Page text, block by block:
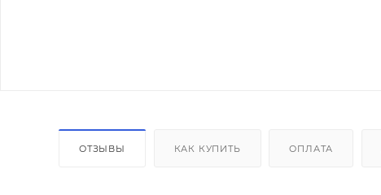
ОТЗЫВЫ КАК КУПИТЬ ОПЛАТА